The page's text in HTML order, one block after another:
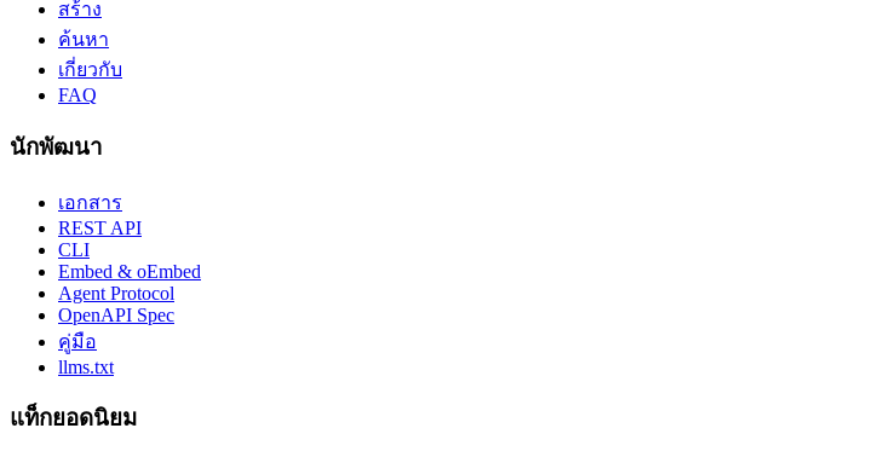
สร้าง
ค้นหา
เกี่ยวกับ
FAQ
นักพัฒนา
เอกสาร
REST API
CLI
Embed & oEmbed
Agent Protocol
OpenAPI Spec
คู่มือ
llms.txt
แท็กยอดนิยม